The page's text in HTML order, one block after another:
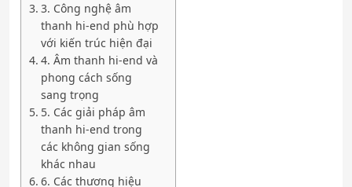
3. Công nghệ âm
thanh hi-end phù hợp
với kiến trúc hiện đại
4. Âm thanh hi-end và
phong cách sống
sang trọng
5. Các giải pháp âm
thanh hi-end trong
các không gian sống
khác nhau
6. Các thương hiệu